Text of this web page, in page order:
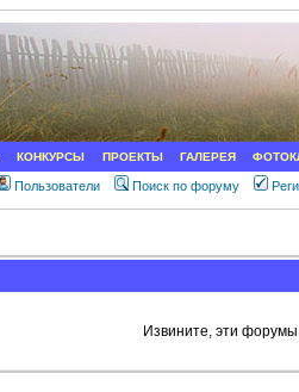
КОНКУРСЫ ПРОЕКТЫ ГАЛЕРЕЯ
Пользователи Поиск по форуму
Извините, эти